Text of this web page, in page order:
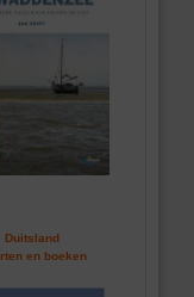
Duitsland
en boeken